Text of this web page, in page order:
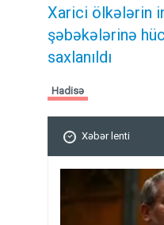
Xarici ölkələrin
şəbəkələrinə
saxlanıldı
Hadisə
Xəbər lenti